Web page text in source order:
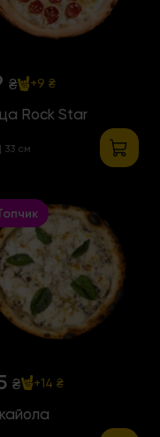
₴ +9 ₴
Rock Star
33 см
₴ +14 ₴